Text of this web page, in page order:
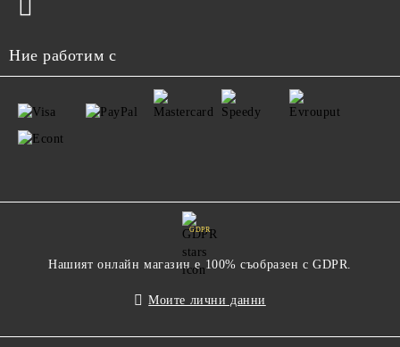
Ние работим с
GDPR
Нашият онлайн магазин е 100% съобразен с GDPR.
Моите лични данни